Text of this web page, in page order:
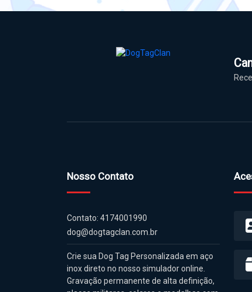
Nosso Contato
Contato: 4174001990
dog@dogtagclan.com.br
Crie sua Dog Tag Personalizada em aço
inox direto no nosso simulador online.
Gravação permanente de alta definição,